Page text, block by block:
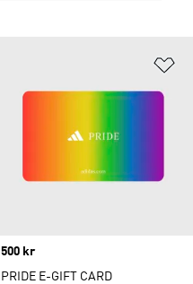
Price
500 kr
PRIDE E-GIFT CARD